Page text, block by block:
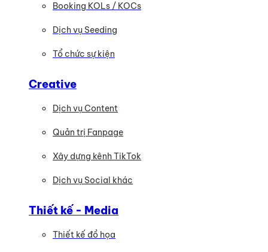
Booking KOLs / KOCs
Dịch vụ Seeding
Tổ chức sự kiện
Creative
Dịch vụ Content
Quản trị Fanpage
Xây dựng kênh TikTok
Dịch vụ Social khác
Thiết kế - Media
Thiết kế đồ họa